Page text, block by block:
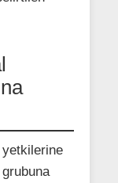
yetkilerine
grubuna